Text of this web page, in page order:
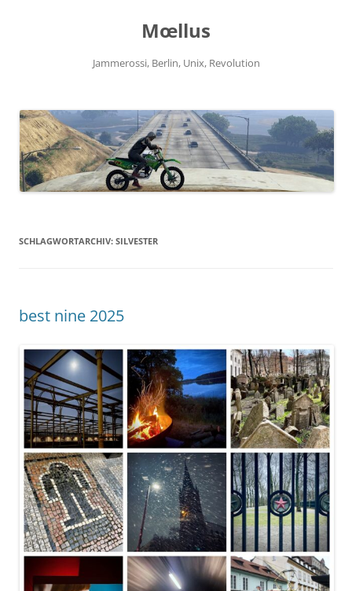
Mœllus
Jammerossi, Berlin, Unix, Revolution
SCHLAGWORTARCHIV: SILVESTER
best nine 2025